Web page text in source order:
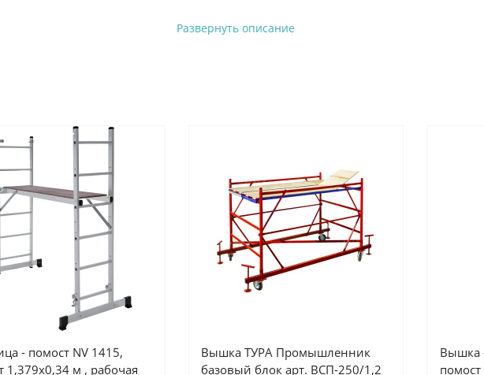
ProffЭлектро по адресу Геленджикский
адресу ул. Новороссийская 161И.
Для юридических лиц: переводом на
оплате заказа на сайте.
Подробнее о способах оплаты можно узнать здесь
Развернуть описание
- помост NV 1415,
1,379х0,34 м , рабочая
Вышка ТУРА Промышленник
базовый блок арт. ВСП-250/1,2
Вышка